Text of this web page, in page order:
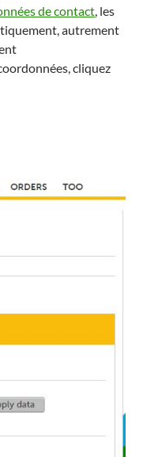
de contact , les
autrement
, cliquez